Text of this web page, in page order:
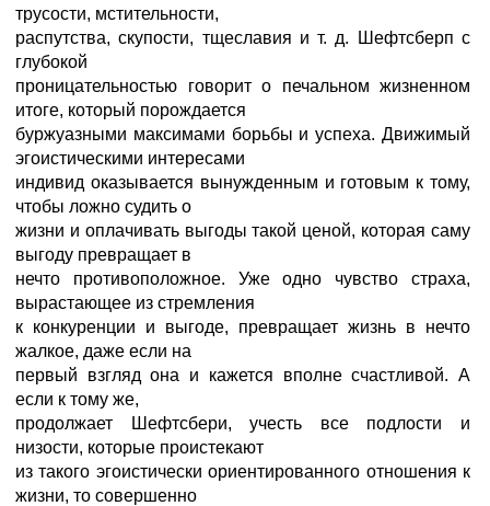
трусости, мстительности,
распутства, скупости, тщеславия и т. д. Шефтсберп с
глубокой
проницательностью говорит о печальном жизненном
итоге, который порождается
буржуазными максимами борьбы и успеха. Движимый
эгоистическими интересами
индивид оказывается вынужденным и готовым к тому,
чтобы ложно судить о
жизни и оплачивать выгоды такой ценой, которая саму
выгоду превращает в
нечто противоположное. Уже одно чувство страха,
вырастающее из стремления
к конкуренции и выгоде, превращает жизнь в нечто
жалкое, даже если на
первый взгляд она и кажется вполне счастливой. А
если к тому же,
продолжает Шефтсбери, учесть все подлости и
низости, которые проистекают
из такого эгоистически ориентированного отношения к
жизни, то совершенно